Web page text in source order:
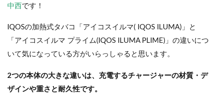
中西 です！
IQOSの加熱式タバコ「アイコスイルマ( IQOS ILUMA)」と
「アイコスイルマ プライム(IQOS ILUMA PLIME)」の違いにつ
いて気になっている方がいらっしゃると思います。
2つの本体の大きな違いは、充電するチャージャーの材質・デ
ザインや重さと耐久性です。